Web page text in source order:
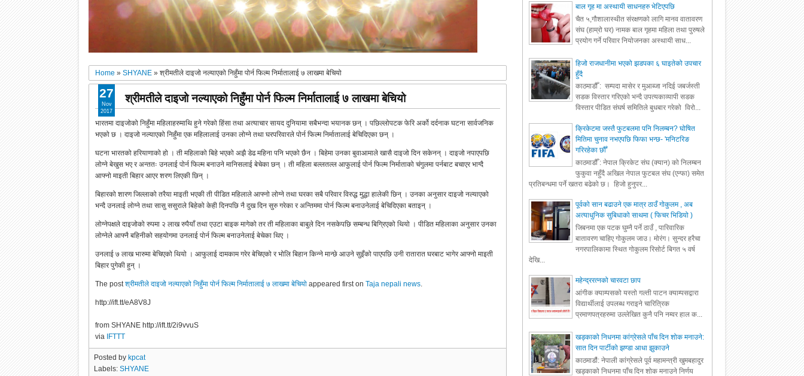
Home »SHYANE »श्रीमतीले दाइजो नल्याएको निहुँमा पोर्न फिल्म निर्मातालाई ७ लाखमा बेचियो
श्रीमतीले दाइजो नल्याएको निहुँमा पोर्न फिल्म निर्मातालाई ७ लाखमा बेचियो
भारतमा दाइजोको निहुँमा महिलाहरुमाथि हुने गरेको हिंसा तथा अत्याचार सायद दुनियामा सबैभन्दा भयानक छन् । पछिल्लोपटक फेरि अर्को दर्दनाक घटना सार्वजनिक
भएको छ । दाइजो नल्याएको निहुँमा एक महिलालाई उनका लोग्ने तथा घरपरिवारले पोर्न फिल्म निर्मातालाई बेचिदिएका छन् ।
घटना भारतको हरियाणाको हो । ती महिलाको बिहे भएको अझै डेढ महिना पनि भएको छैन । बिहेमा उनका बुवाआमाले खासै दाइजो दिन सकेनन् । दाइजो नपाएपछि
लोग्ने बेखुस भए र अन्ततः उनलाई पोर्न फिल्म बनाउने मानिसलाई बेचेका छन् । ती महिला बल्लतल्ल आफुलाई पोर्न फिल्म निर्माताको चंगुलमा पर्नबाट बचाएर भाग्दै
आफ्नो माइती बिहार आएर शरण लिएकी छिन् ।
बिहारको शारण जिल्लाको तरैया माइती भएकी ती पीडित महिलाले आफ्नो लोग्ने तथा घरका सबै परिवार विरुद्ध मुद्धा हालेकी छिन् । उनका अनुसार दाइजो नल्याएको
भन्दै उनलाई लोग्ने तथा सासु ससुराले बिहेको केही दिनपछि नै दुख दिन सुरु गरेका र अन्तिममा पोर्न फिल्म बनाउनेलाई बेचिदिएका बताइन् ।
लोग्नेपक्षले दाइजोको रुपमा २ लाख रुपैयाँ तथा एउटा बाइक मागेको तर ती महिलाका बाबुले दिन नसकेपछि सम्बन्ध बिगि्रएको थियो । पीडित महिलाका अनुसार उनका
लोग्नेले आफ्नै बहिनीको सहयोगमा उनलाई पोर्न फिल्म बनाउनेलाई बेचेका थिए ।
उनलाई ७ लाख भारुमा बेचिएको थियो । आफुलाई दामकाम गरेर बेचिएको र भोलि बिहान किन्ने मान्छे आउने सुइँको पाएपछि उनी रातारात घरबाट भागेर आफ्नो माइती
बिहार पुगेकी हुन् ।
The postश्रीमतीले दाइजो नल्याएको निहुँमा पोर्न फिल्म निर्मातालाई ७ लाखमा बेचियो appeared first onTaja nepali news.
http://ift.tt/eA8V8J
from SHYANE http://ift.tt/2i9vvuS
via IFTTT
27
Nov
2017
Posted by kpcat
Labels:SHYANE
बाल गृह मा अस्थायी साधनहरु भेटिएपछि
चैत ५,गौशालास्थीत संरक्षणको लागि मानव वातावरण
संघ (हाम्रो घर) नामक बाल गृहमा महिला तथा पुरुषले
प्रयोग गर्ने परिवार नियोजनका अस्थायी साध...
हिजो राजधानीमा भएको झडपका ६ घाइतेको उपचार
हुँदै
काठमाडौँ : सम्पदा मासेर र मुआब्जा नदिई जबर्जस्ती
सडक विस्तार गरिएको भन्दै उपत्यकाव्यापी सडक
विस्तार पीडित संघर्ष समितिले बुधबार गरेको विरो...
क्रिकेटमा जस्तै फुटबलमा पनि निलम्बन? घोषित
मितिमा चुनाव नभएपछि फिफा भन्छ- 'मनिटरिङ
गरिरहेका छौँ'
काठमाडौँ : नेपाल क्रिकेट संघ (क्यान) को निलम्बन
फुकुवा नहुँदै अखिल नेपाल फुटबल संघ (एन्फा) समेत
प्रतिबन्धमा पर्ने खतरा बढेको छ। हिजो हुनुपर...
पूर्वको सान बढाउने एक मात्र ठाउँ गोकुलम , अब
अत्याधुनिक सुबिधाको साथमा ( फिचर भिडियो )
जिबनमा एक पटक घुम्नै पर्ने ठाउँ , पारिवारिक
बातावरण चाहिए गोकुलम जाउ। मोरंग। सुन्दर हरैचा
नगरपालिकामा स्थित गोकुलम रिसोर्ट बिगत ५ वर्ष
देखि...
महेन्द्ररत्नको चारवटा छाप
आंगीक क्याम्पसको यस्तो गल्ती पाटन क्याम्पसद्वारा
विद्यार्थीलाई उपलब्ध गराइने चारित्रिक
प्रमाणपत्रहरुमा उल्लेखित कुनै पनि नम्वर हाल क...
खड्काको निधनमा कांग्रेसले पाँच दिन शोक मनाउने:
सात दिन पार्टीको झण्डा आधा झुकाउने
काठमाडौं: नेपाली कांग्रेसले पूर्व महामन्त्री खुमबहादुर
खड्काको निधनमा पाँच दिन शोक मनाउने निर्णय